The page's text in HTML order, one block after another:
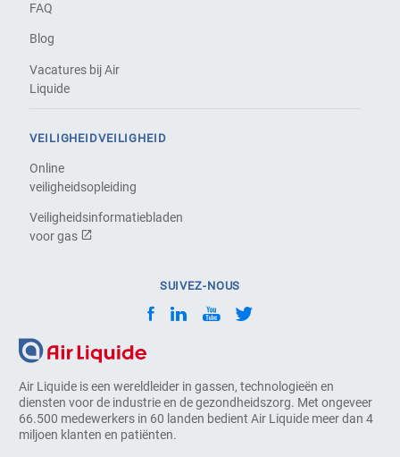
Air Liquide is een wereldleider in gassen, technologieën en
diensten voor de industrie en de gezondheidszorg. Met ongeveer
66.500 medewerkers in 60 landen bedient Air Liquide meer dan 4
miljoen klanten en patiënten.
FAQ
Blog
Vacatures bij Air
Liquide
VEILIGHEIDVEILIGHEID
Online
veiligheidsopleiding
Veiligheidsinformatiebladen
voor gas
SUIVEZ-NOUS